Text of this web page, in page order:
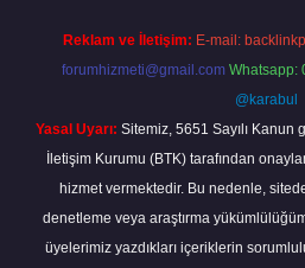
Reklam ve İletişim: E-mail:
forumhizmeti@gmail.com Whatsapp:
@karabul
Yasal Uyarı: Sitemiz, 5651 Sayılı
İletişim Kurumu (BTK) tarafından
hizmet vermektedir. Bu nedenle,
denetleme veya araştırma
üyelerimiz yazdıkları içeriklerin